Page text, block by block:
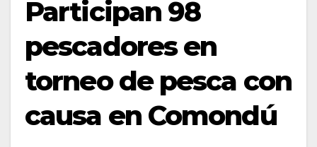
Participan 98
pescadores en
torneo de pesca con
causa en Comondú